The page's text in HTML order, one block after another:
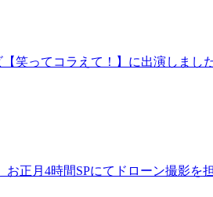
笑ってコラえて！】に出演しました
正月4時間SPにてドローン撮影を